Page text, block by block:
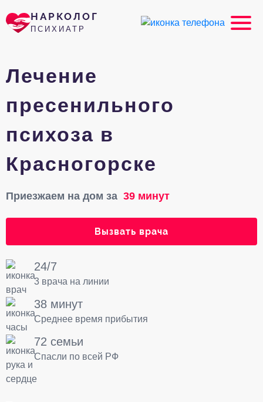
НАРКОЛОГ
ПСИХИАТР
Лечение
пресенильного
психоза в
Красногорске
Приезжаем на дом за 39 минут
Вызвать врача
24/7
3 врача на линии
38 минут
Среднее время прибытия
72 семьи
Спасли по всей РФ